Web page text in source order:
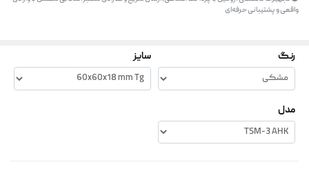
واقعی و پشتیبانی حرفه‌ای
رنگ سایز
مدل